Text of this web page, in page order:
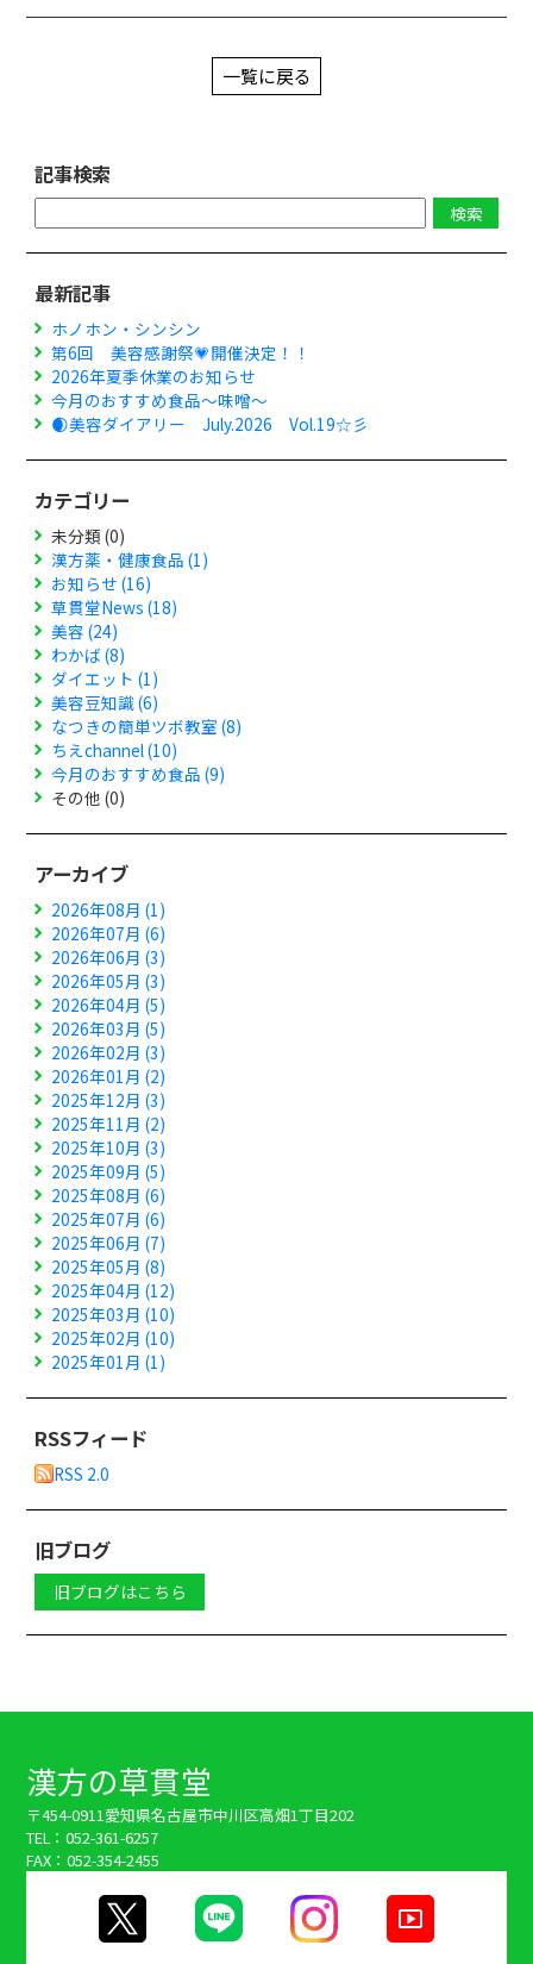
一覧に戻る
記事検索
最新記事
ホノホン・シンシン
第6回 美容感謝祭💗開催決定！！
2026年夏季休業のお知らせ
今月のおすすめ食品～味噌～
🌒美容ダイアリー July.2026 Vol.19☆彡
カテゴリー
未分類 (0)
漢方薬・健康食品 (1)
お知らせ (16)
草貫堂News (18)
美容 (24)
わかば (8)
ダイエット (1)
美容豆知識 (6)
なつきの簡単ツボ教室 (8)
ちえchannel (10)
今月のおすすめ食品 (9)
その他 (0)
アーカイブ
2026年08月 (1)
2026年07月 (6)
2026年06月 (3)
2026年05月 (3)
2026年04月 (5)
2026年03月 (5)
2026年02月 (3)
2026年01月 (2)
2025年12月 (3)
2025年11月 (2)
2025年10月 (3)
2025年09月 (5)
2025年08月 (6)
2025年07月 (6)
2025年06月 (7)
2025年05月 (8)
2025年04月 (12)
2025年03月 (10)
2025年02月 (10)
2025年01月 (1)
RSSフィード
RSS 2.0
旧ブログ
旧ブログはこちら
漢方の草貫堂
〒454-0911 愛知県名古屋市中川区高畑1丁目202
TEL：052-361-6257
FAX：052-354-2455